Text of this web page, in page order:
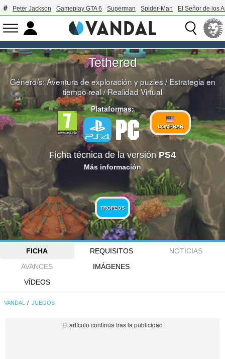
Peter Jackson Gameplay GTA 6 Superman Spider-Man El Señor de los
Tethered
Género/s:Aventura de exploración y puzles/Estrategia en
tiempo real/Realidad Virtual
Plataformas:
COMPRAR
Ficha técnica de la versión PS4
Más información
TROFEOS
FICHA REQUISITOS
NOTICIAS
AVANCES
IMÁGENES
VÍDEOS
VANDAL JUEGOS